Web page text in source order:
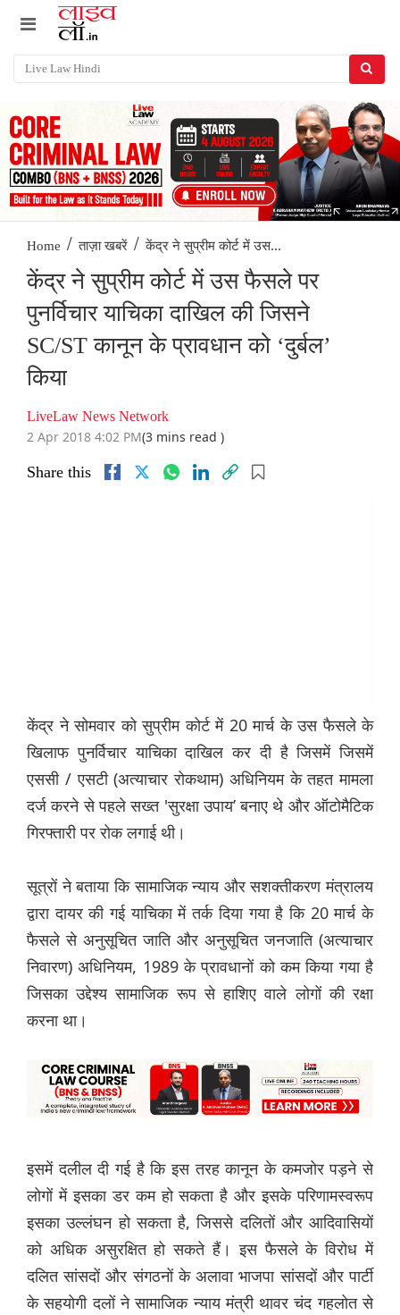
Home / ताज़ा खबरें / केंद्र ने सुप्रीम कोर्ट में उस...
केंद्र ने सुप्रीम कोर्ट में उस फैसले पर
पुनर्विचार याचिका दाखिल की जिसने
SC/ST कानून के प्रावधान को ‘दुर्बल’
किया
LiveLaw News Network
2 Apr 2018 4:02 PM(3 mins read )
Share this
केंद्र ने सोमवार को सुप्रीम कोर्ट में 20 मार्च के उस फैसले के
खिलाफ पुनर्विचार याचिका दाखिल कर दी है जिसमें जिसमें
एससी / एसटी (अत्याचार रोकथाम) अधिनियम के तहत मामला
दर्ज करने से पहले सख्त 'सुरक्षा उपाय’ बनाए थे और ऑटोमैटिक
गिरफ्तारी पर रोक लगाई थी।
सूत्रों ने बताया कि सामाजिक न्याय और सशक्तीकरण मंत्रालय
द्वारा दायर की गई याचिका में तर्क दिया गया है कि 20 मार्च के
फैसले से अनुसूचित जाति और अनुसूचित जनजाति (अत्याचार
निवारण) अधिनियम, 1989 के प्रावधानों को कम किया गया है
जिसका उद्देश्य सामाजिक रूप से हाशिए वाले लोगों की रक्षा
करना था।
इसमें दलील दी गई है कि इस तरह कानून के कमजोर पड़ने से
लोगों में इसका डर कम हो सकता है और इसके परिणामस्वरूप
इसका उल्लंघन हो सकता है, जिससे दलितों और आदिवासियों
को अधिक असुरक्षित हो सकते हैं। इस फैसले के विरोध में
दलित सांसदों और संगठनों के अलावा भाजपा सांसदों और पार्टी
के सहयोगी दलों ने सामाजिक न्याय मंत्री थावर चंद गहलोत से